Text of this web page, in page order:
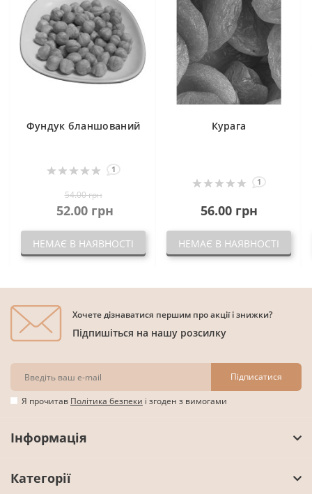
Фундук бланшований
1
54.00 грн
52.00 грн
НЕМАЄ В НАЯВНОСТІ
Курага
1
56.00 грн
НЕМАЄ В НАЯВНОСТІ
Хочете дізнаватися першим про акції і знижки?
Підпишіться на нашу розсилку
Підписатися
Я прочитав Політика безпеки і згоден з вимогами
Інформація
Категорії